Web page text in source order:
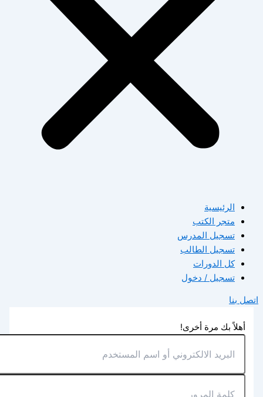
الرئيسية
متجر الكتب
تسجيل المدرس
تسجيل الطالب
كل الدورات
تسجيل / دخول
اتصل بنا
أهلاً بك مرة أخرى!